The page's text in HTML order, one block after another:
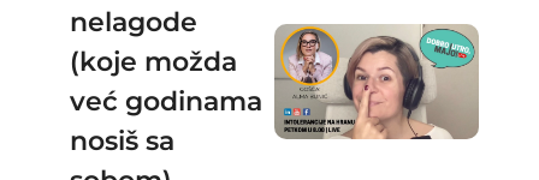
nelagode
(koje možda
već godinama
nosiš sa